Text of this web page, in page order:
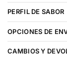
PERFIL DE SABOR
OPCIONES DE
CAMBIOS Y